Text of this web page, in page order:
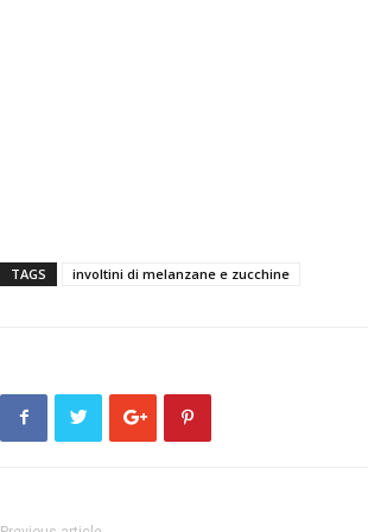
TAGS involtini di melanzane e zucchine